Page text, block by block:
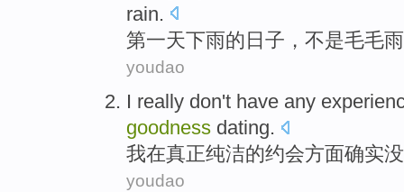
rain.
第一天下雨的 日子， 不是毛毛雨
youdao
I really don't have any
goodness dating.
我在真正纯洁的约会方面确实
youdao